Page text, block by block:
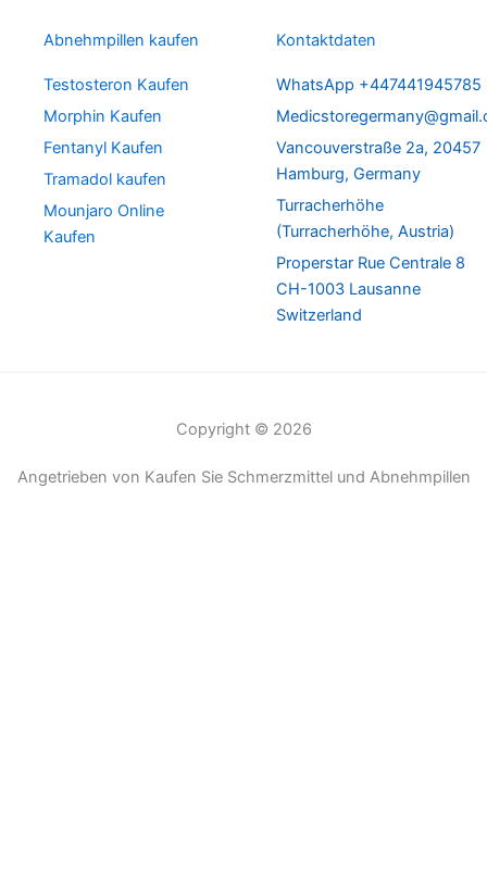
Abnehmpillen kaufen
Testosteron Kaufen
Morphin Kaufen
Fentanyl Kaufen
Tramadol kaufen
Mounjaro Online
Kaufen
Kontaktdaten
WhatsApp +447441945785
Vancouverstraße 2a, 20457
Hamburg, Germany
Turracherhöhe
(Turracherhöhe, Austria)
Properstar Rue Centrale 8
CH-1003 Lausanne
Switzerland
Copyright © 2026
Angetrieben von Kaufen Sie Schmerzmittel und Abnehmpillen